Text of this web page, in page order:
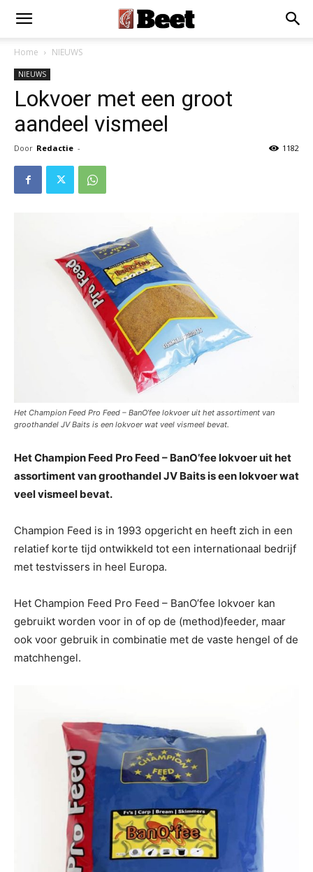
Home NIEUWS
NIEUWS
Lokvoer met een groot
aandeel vismeel
Door Redactie - 1182
Het Champion Feed Pro Feed – BanO’fee lokvoer uit het assortiment van
groothandel JV Baits is een lokvoer wat veel vismeel bevat.
Het Champion Feed Pro Feed – BanO’fee lokvoer uit het
assortiment van groothandel JV Baits is een lokvoer wat
veel vismeel bevat.
Champion Feed is in 1993 opgericht en heeft zich in een
relatief korte tijd ontwikkeld tot een internationaal bedrijf
met testvissers in heel Europa.
Het Champion Feed Pro Feed – BanO’fee lokvoer kan
gebruikt worden voor in of op de (method)feeder, maar
ook voor gebruik in combinatie met de vaste hengel of de
matchhengel.